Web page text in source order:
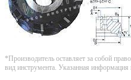
*Производитель оставляет за собой
вид инструмента. Указанная